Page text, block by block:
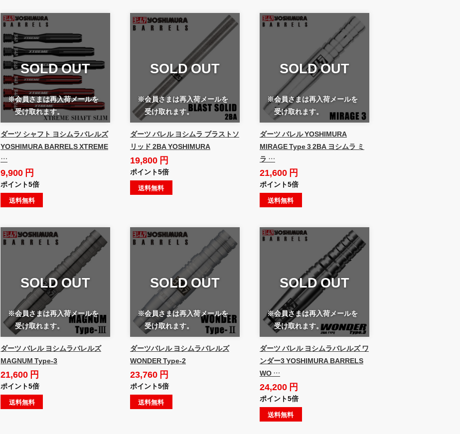
SOLD OUT
※会員さまは再入荷メールを
受け取れます。
ダーツ シャフト ヨシムラバレルズ
YOSHIMURA BARRELS XTREME
…
9,900 円
ポイント5倍
送料無料
SOLD OUT
※会員さまは再入荷メールを
受け取れます。
ダーツ バレル ヨシムラ ブラストソ
リッド 2BA YOSHIMURA
19,800 円
ポイント5倍
送料無料
SOLD OUT
※会員さまは再入荷メールを
受け取れます。
ダーツ バレル YOSHIMURA
MIRAGE Type 3 2BA ヨシムラ ミ
ラ …
21,600 円
ポイント5倍
送料無料
SOLD OUT
※会員さまは再入荷メールを
受け取れます。
ダーツ バレル ヨシムラバレルズ
MAGNUM Type-3
21,600 円
ポイント5倍
送料無料
SOLD OUT
※会員さまは再入荷メールを
受け取れます。
ダーツバレル ヨシムラバレルズ
WONDER Type-2
23,760 円
ポイント5倍
送料無料
SOLD OUT
※会員さまは再入荷メールを
受け取れます。
ダーツ バレル ヨシムラバレルズ ワ
ンダー3 YOSHIMURA BARRELS
WO …
24,200 円
ポイント5倍
送料無料